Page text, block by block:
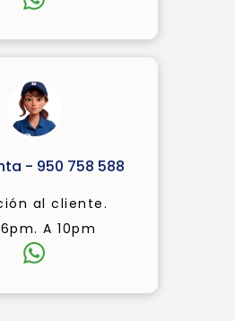
- 950 758 588
al cliente.
A 10pm